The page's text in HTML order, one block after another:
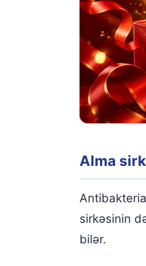
Alma
sirkəsinin
bilər.